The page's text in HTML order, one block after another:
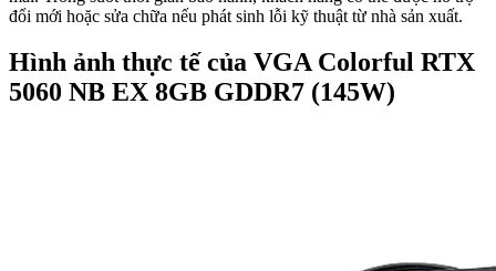
đổi mới hoặc sửa chữa nếu phát sinh lỗi kỹ thuật từ nhà sản xuất.
Hình ảnh thực tế của VGA Colorful RTX
5060 NB EX 8GB GDDR7 (145W)